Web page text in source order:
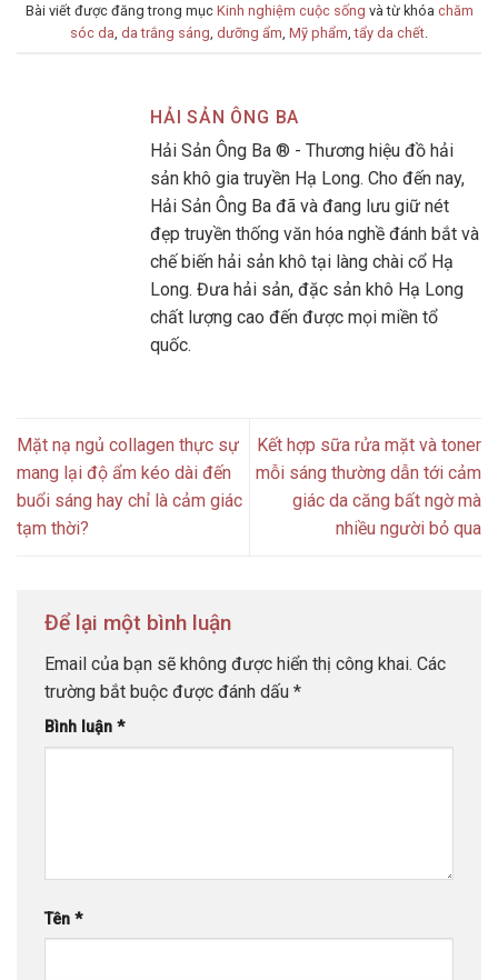
Bài viết được đăng trong mục Kinh nghiệm cuộc sống và từ khóa chăm
sóc da da trắng sáng dưỡng ẩm Mỹ phẩm ,tẩy da chết
HẢI SẢN ÔNG BA
Hải Sản Ông Ba ® - Thương hiệu đồ hải
sản khô gia truyền Hạ Long. Cho đến nay,
Hải Sản Ông Ba đã và đang lưu giữ nét
đẹp truyền thống văn hóa nghề đánh bắt và
chế biến hải sản khô tại làng chài cổ Hạ
Long. Đưa hải sản, đặc sản khô Hạ Long
chất lượng cao đến được mọi miền tổ
quốc.
Mặt nạ ngủ collagen thực sự
mang lại độ ẩm kéo dài đến
buổi sáng hay chỉ là cảm giác
tạm thời?
Kết hợp sữa rửa mặt và toner
mỗi sáng thường dẫn tới cảm
giác da căng bất ngờ mà
nhiều người bỏ qua
Để lại một bình luận
Email của bạn sẽ không được hiển thị công khai. Các
trường bắt buộc được đánh dấu *
Bình luận *
Tên *